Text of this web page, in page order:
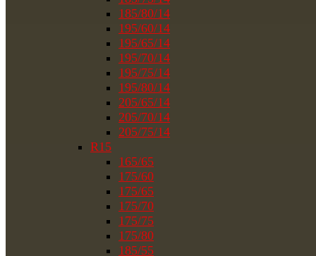
185/80/14
195/60/14
195/65/14
195/70/14
195/75/14
195/80/14
205/65/14
205/70/14
205/75/14
R15
165/65
175/60
175/65
175/70
175/75
175/80
185/55